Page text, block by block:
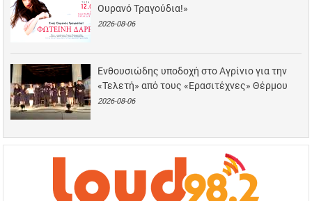
Ουρανό Τραγούδια!»
2026-08-06
Ενθουσιώδης υποδοχή στο Αγρίνιο για την
«Τελετή» από τους «Ερασιτέχνες» Θέρμου
2026-08-06